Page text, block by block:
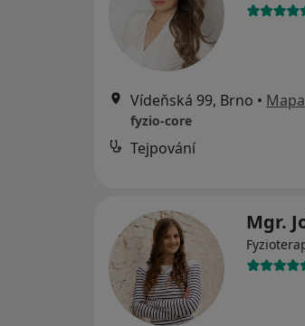
Vídeňská 99, Brno • Mapa
fyzio-core
Tejpování
Mgr.